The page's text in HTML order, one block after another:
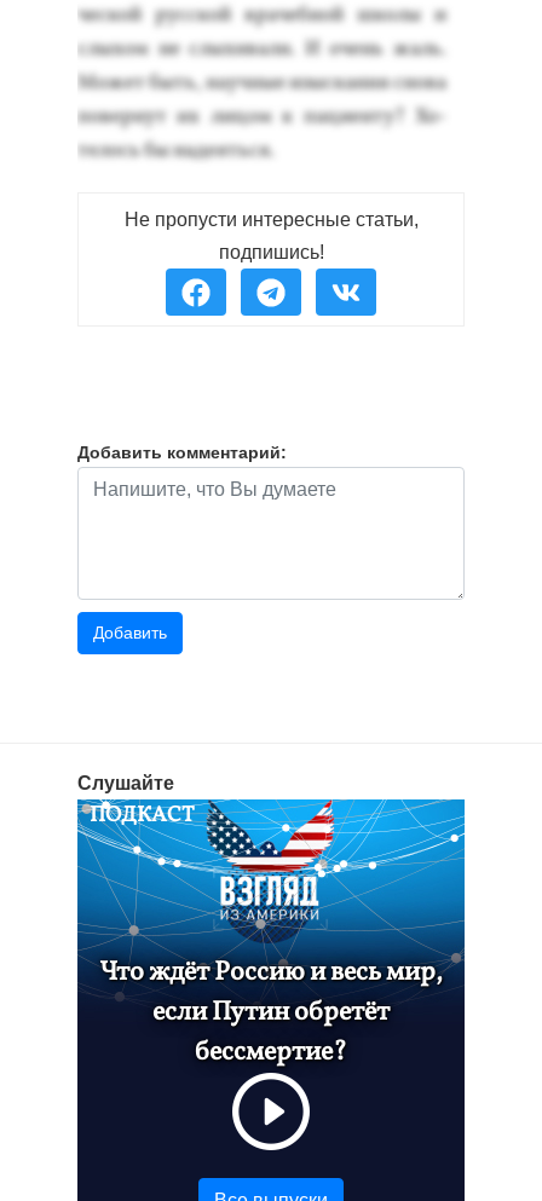
чес­кой рус­ской вра­чеб­ной шко­лы и
слы­хом не слы­хива­ли. И очень жаль.
Мо­жет быть, на­уч­ные изыс­ка­ния сно­ва
по­вер­нут их ли­цом к па­ци­ен­ту? Хо­
телось бы на­де­ять­ся.
Не пропусти интересные статьи,
подпишись!
Добавить комментарий:
Слушайте
ПОДКАСТ
Что ждёт Россию и весь мир,
если Путин обретёт
бессмертие?